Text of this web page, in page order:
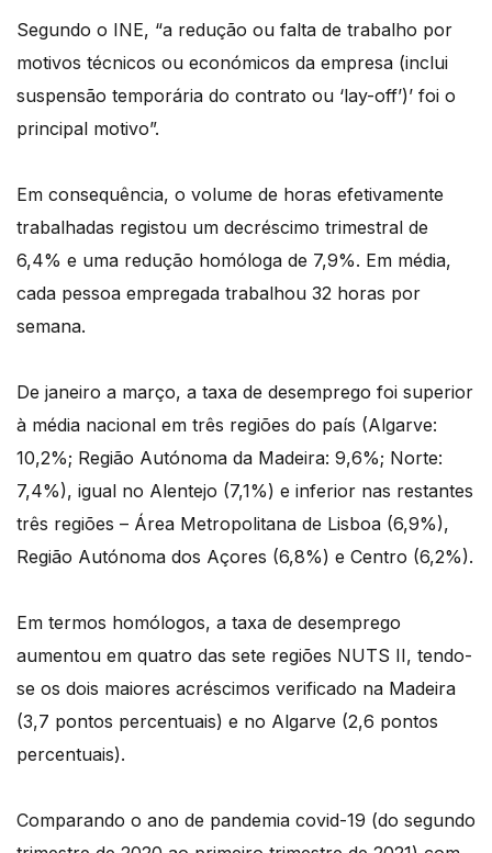
Segundo o INE, “a redução ou falta de trabalho por
motivos técnicos ou económicos da empresa (inclui
suspensão temporária do contrato ou ‘lay-off’)’ foi o
principal motivo”.
Em consequência, o volume de horas efetivamente
trabalhadas registou um decréscimo trimestral de
6,4% e uma redução homóloga de 7,9%. Em média,
cada pessoa empregada trabalhou 32 horas por
semana.
De janeiro a março, a taxa de desemprego foi superior
à média nacional em três regiões do país (Algarve:
10,2%; Região Autónoma da Madeira: 9,6%; Norte:
7,4%), igual no Alentejo (7,1%) e inferior nas restantes
três regiões – Área Metropolitana de Lisboa (6,9%),
Região Autónoma dos Açores (6,8%) e Centro (6,2%).
Em termos homólogos, a taxa de desemprego
aumentou em quatro das sete regiões NUTS II, tendo-
se os dois maiores acréscimos verificado na Madeira
(3,7 pontos percentuais) e no Algarve (2,6 pontos
percentuais).
Comparando o ano de pandemia covid-19 (do segundo